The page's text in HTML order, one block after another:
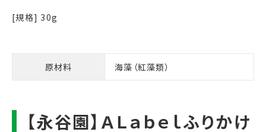
[規格] 30g
原材料 海藻（紅藻類）